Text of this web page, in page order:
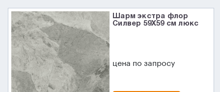
Шарм экстра флор
Силвер 59X59 см люкс
цена по запросу